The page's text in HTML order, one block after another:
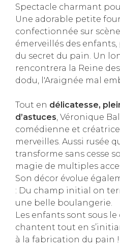
Spectacle charmant
Une adorable petite
confectionnée sur
émerveillés des
du secret du pain. Un
rencontrera la Reine
dodu, l'Araignée mal
Tout en délicatesse,
d’astuces , Véronique
comédienne et
merveilles. Aussi rusée
transforme sans cesse
magie de multiples
Son décor évolue
: Du champ initial on
une belle boulangerie.
Les enfants sont sous
chantent tout en
à la fabrication du pain !